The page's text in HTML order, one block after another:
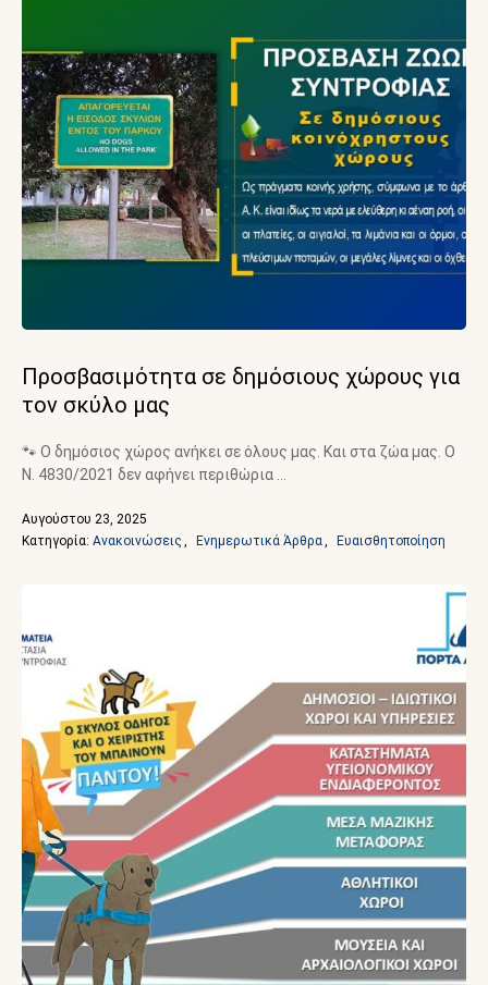
Προσβασιμότητα σε δημόσιους χώρους για
τον σκύλο μας
🐾 Ο δημόσιος χώρος ανήκει σε όλους μας. Και στα ζώα μας. Ο
Ν. 4830/2021 δεν αφήνει περιθώρια …
Αυγούστου 23, 2025
Κατηγορία: Ανακοινώσεις , Ενημερωτικά Άρθρα, Ευαισθητοποίηση